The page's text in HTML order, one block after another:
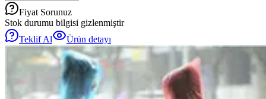
Fiyat Sorunuz
Stok durumu bilgisi gizlenmiştir
Teklif Al
Ürün detayı